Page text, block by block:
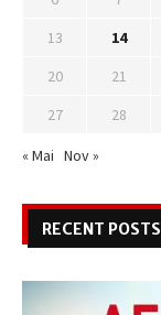
13
14
20
21
27
28
« Mai Nov »
RECENT POSTS